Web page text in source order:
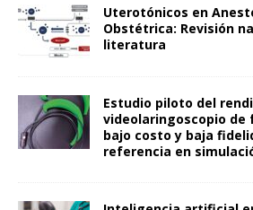
Uterotónicos en
Obstétrica: Revisión
literatura
Estudio piloto del
videolaringoscopio de
bajo costo y baja
referencia en